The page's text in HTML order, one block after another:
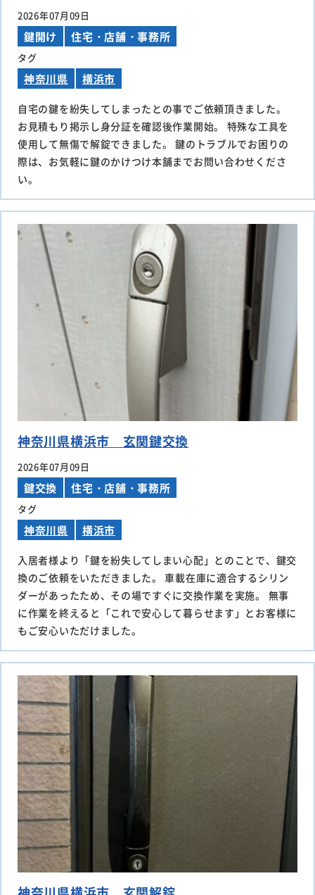
2026年07月09日
鍵開け 住宅・店舗・事務所
タグ
神奈川県 横浜市
自宅の鍵を紛失してしまったとの事でご依頼頂きました。
お見積もり掲示し身分証を確認後作業開始。 特殊な工具を
使用して無傷で解錠できました。 鍵のトラブルでお困りの
際は、お気軽に鍵のかけつけ本舗までお問い合わせくださ
い。
神奈川県横浜市 玄関鍵交換
2026年07月09日
鍵交換 住宅・店舗・事務所
タグ
神奈川県 横浜市
入居者様より「鍵を紛失してしまい心配」とのことで、鍵交
換のご依頼をいただきました。 車載在庫に適合するシリン
ダーがあったため、その場ですぐに交換作業を実施。 無事
に作業を終えると「これで安心して暮らせます」とお客様に
もご安心いただけました。